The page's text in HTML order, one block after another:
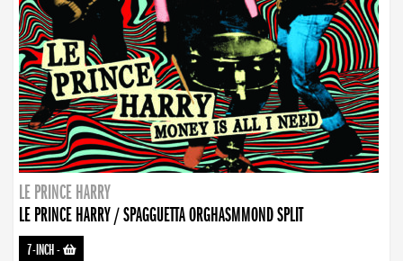
LE PRINCE HARRY
LE PRINCE HARRY / SPAGGUETTA ORGHASMMOND SPLIT
7-INCH-